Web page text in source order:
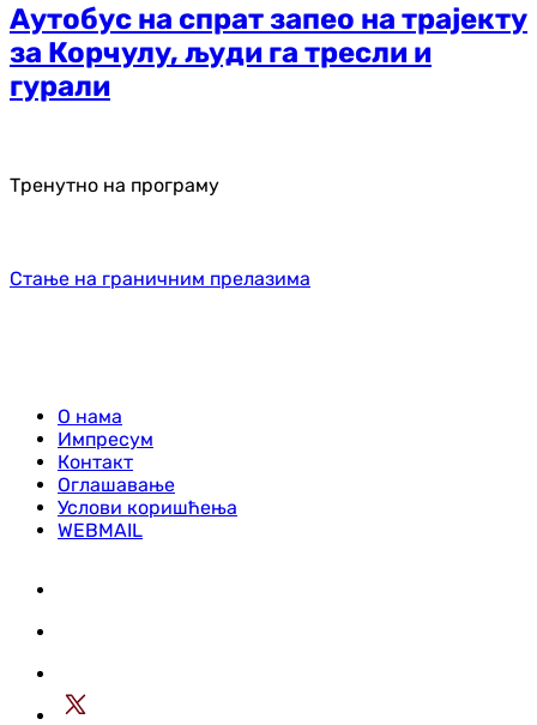
Аутобус на спрат запео на трајекту
за Корчулу, људи га тресли и
гурали
Тренутно на програму
Стање на граничним прелазима
О нама
Импресум
Контакт
Оглашавање
Услови коришћења
WEBMAIL